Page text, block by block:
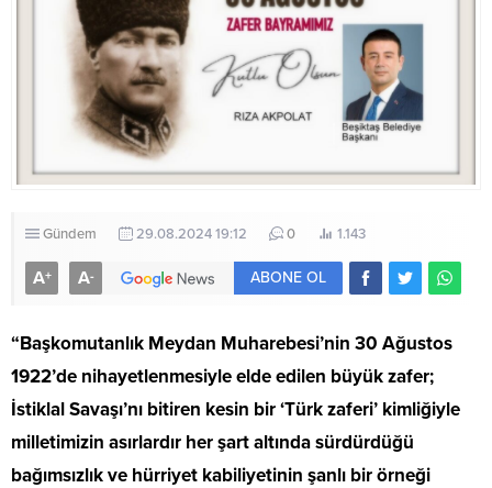
Gündem 29.08.2024 19:12 0 1.143
A+ A- ABONE OL
“Başkomutanlık Meydan Muharebesi’nin 30 Ağustos
1922’de nihayetlenmesiyle elde edilen büyük zafer;
İstiklal Savaşı’nı bitiren kesin bir ‘Türk zaferi’ kimliğiyle
milletimizin asırlardır her şart altında sürdürdüğü
bağımsızlık ve hürriyet kabiliyetinin şanlı bir örneği